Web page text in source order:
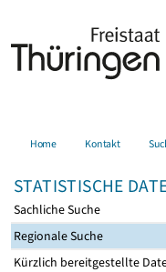
Home Kontakt
STATISTISCHE
Sachliche Suche
Regionale Suche
Kürzlich bereitgestellte